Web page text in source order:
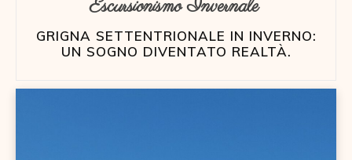
Escursionismo Invernale
GRIGNA SETTENTRIONALE IN INVERNO:
UN SOGNO DIVENTATO REALTÀ.